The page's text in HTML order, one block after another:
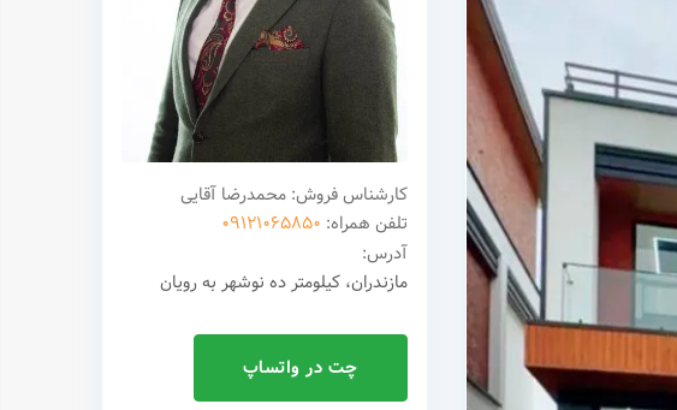
کارشناس فروش: محمدرضا آقایی
تلفن همراه: 09121065850
آدرس:
مازندران، کیلومتر ده نوشهر به رویان
چت در واتساپ